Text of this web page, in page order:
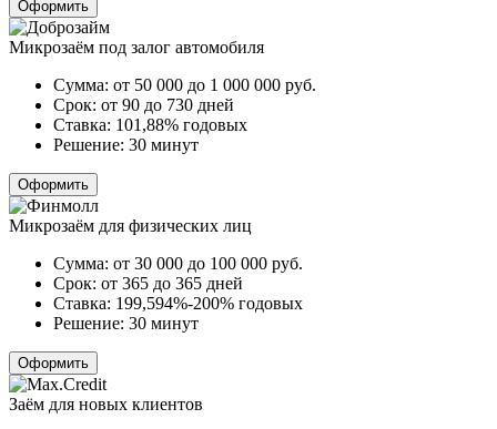
Оформить
Микрозаём под залог автомобиля
Сумма: от 50 000 до 1 000 000 руб.
Срок: от 90 до 730 дней
Ставка: 101,88% годовых
Решение: 30 минут
Оформить
Микрозаём для физических лиц
Сумма: от 30 000 до 100 000 руб.
Срок: от 365 до 365 дней
Ставка: 199,594%-200% годовых
Решение: 30 минут
Оформить
Заём для новых клиентов